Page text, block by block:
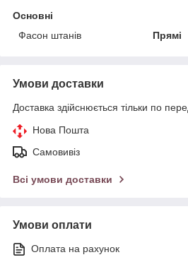
Основні
Фасон штанів
Прямі
Умови доставки
Доставка здійснюється тільки по
Нова Пошта
Самовивіз
Всі умови доставки
Умови оплати
Оплата на рахунок